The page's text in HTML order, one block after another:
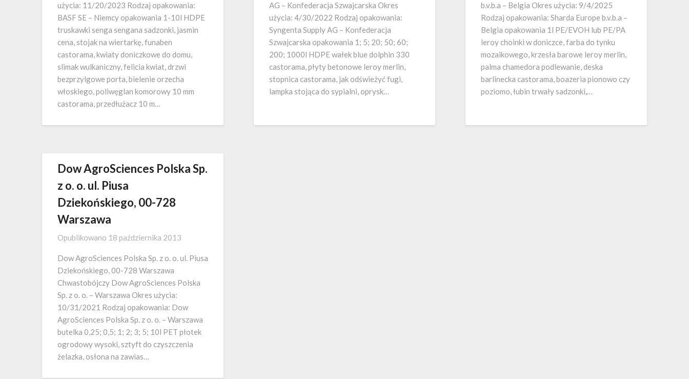
użycia: 11/20/2023 Rodzaj opakowania:
BASF SE – Niemcy opakowania 1-10l HDPE
truskawki senga sengana sadzonki, jasmin
cena, stojak na wiertarkę, funaben
castorama, kwiaty doniczkowe do domu,
slimak wulkaniczny, felicia kwiat, drzwi
bezprzylgowe porta, bielenie orzecha
włoskiego, poliwęglan komorowy 10 mm
castorama, przedłużacz 10 m…
AG – Konfederacja Szwajcarska Okres
użycia: 4/30/2022 Rodzaj opakowania:
Syngenta Supply AG – Konfederacja
Szwajcarska opakowania 1; 5; 20; 50; 60;
200; 1000l HDPE wałek blue dolphin 330
castorama, płyty betonowe leroy merlin,
stopnica castorama, jak odświeżyć fugi,
lampka stojąca do sypialni, oprysk…
b.v.b.a – Belgia Okres użycia: 9/4/2025
Rodzaj opakowania: Sharda Europe b.v.b.a –
Belgia opakowania 1l PE/EVOH lub PE/PA
leroy choinki w doniczce, farba do tynku
mozaikowego, krzesła barowe leroy merlin,
palma chamedora podlewanie, deska
barlinecka castorama, boazeria pionowo czy
poziomo, łubin trwały sadzonki,…
Dow AgroSciences Polska Sp.
z o. o. ul. Piusa
Dziekońskiego, 00-728
Warszawa
Opublikowano 18 października 2013
Dow AgroSciences Polska Sp. z o. o. ul. Piusa
Dziekońskiego, 00-728 Warszawa
Chwastobójczy Dow AgroSciences Polska
Sp. z o. o. – Warszawa Okres użycia:
10/31/2021 Rodzaj opakowania: Dow
AgroSciences Polska Sp. z o. o. – Warszawa
butelka 0,25; 0,5; 1; 2; 3; 5; 10l PET płotek
ogrodowy wysoki, sztyft do czyszczenia
żelazka, osłona na zawias…